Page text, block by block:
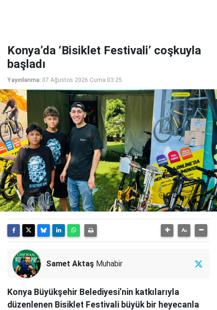
Konya’da ‘Bisiklet Festivali’ coşkuyla
başladı
Yayınlanma: 07 Ağustos 2026 Cuma 03:25
Samet Aktaş Muhabir
Konya Büyükşehir Belediyesi’nin katkılarıyla
düzenlenen Bisiklet Festivali büyük bir heyecanla